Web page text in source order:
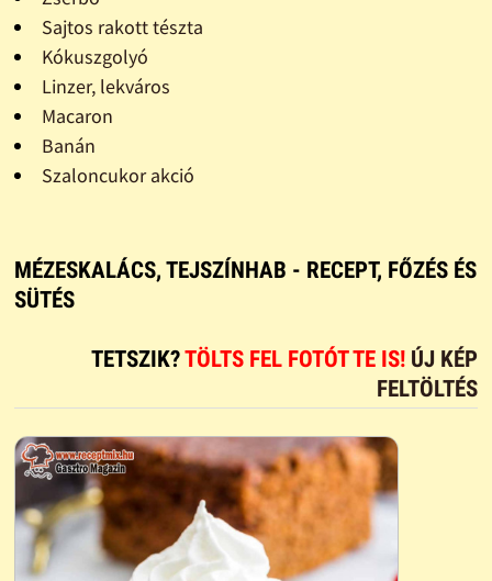
Sajtos rakott tészta
Kókuszgolyó
Linzer, lekváros
Macaron
Banán
Szaloncukor akció
MÉZESKALÁCS, TEJSZÍNHAB - RECEPT, FŐZÉS ÉS
SÜTÉS
TETSZIK?TÖLTS FEL FOTÓT TE IS! ÚJ KÉP
FELTÖLTÉS